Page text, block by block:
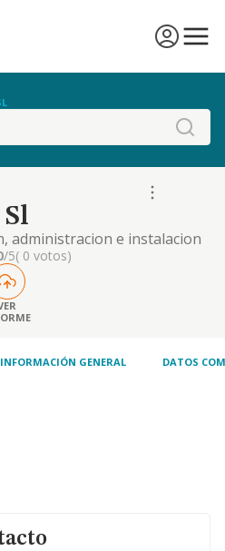
administracion e instalacion
servicio instalacion y
bares,
talleres mecanicos y
/5( 0 votos)
INFORMACIÓN GENERAL DATOS